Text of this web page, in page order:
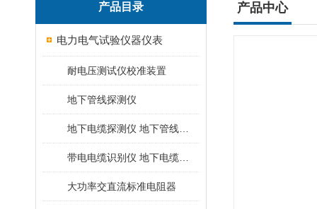
产品目录
电力电气试验仪器仪表
耐电压测试仪校准装置
地下管线探测仪
大功率交直流标准电阻器
产品中心